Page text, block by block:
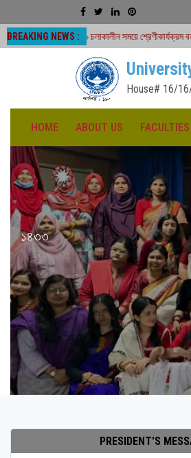
BREAKING NEWS :
চলাকালীন সময়ে শ্রেণীকার্যক্রম বন্ধ H.S.C
House# 16/
HOME ABOUT US FACULTIES
১৪৩৩
PRESIDENT'S